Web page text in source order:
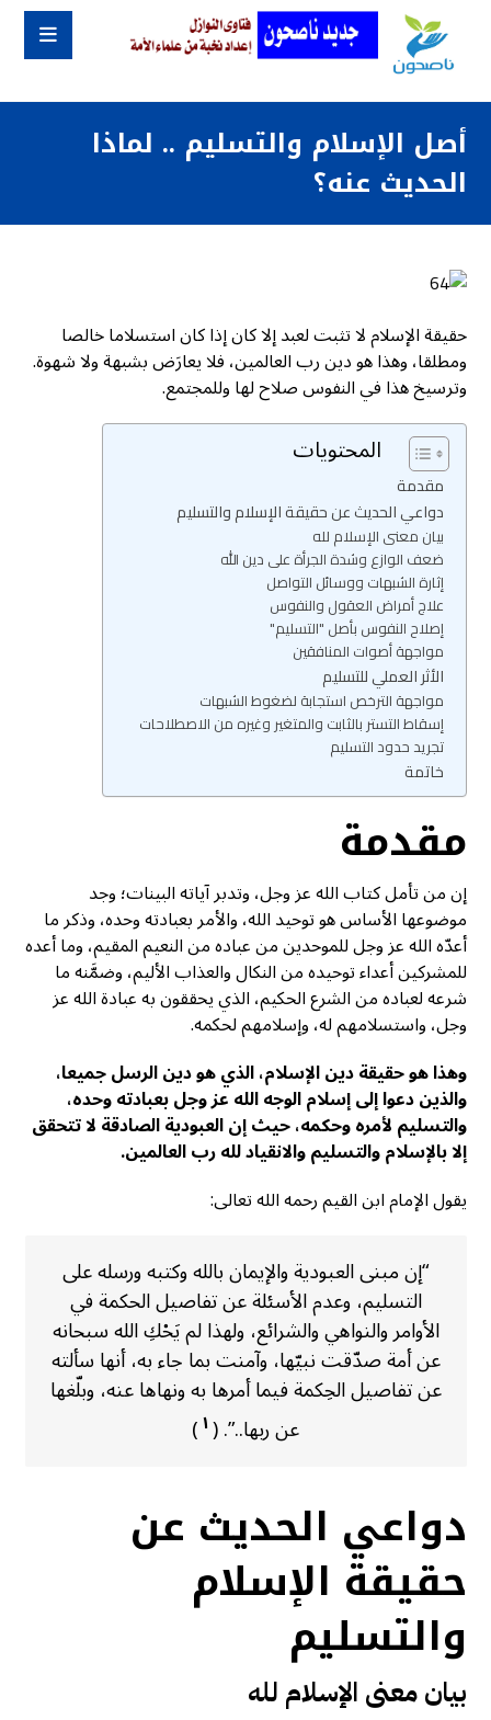
أصل الإسلام والتسليم .. لماذا
الحديث عنه؟
حقيقة الإسلام لا تثبت لعبد إلا كان إذا كان استسلاما خالصا
ومطلقا، وهذا هو دين رب العالمين، فلا يعارَض بشبهة ولا شهوة.
وترسيخ هذا في النفوس صلاح لها وللمجتمع.
المحتويات
مقدمة
دواعي الحديث عن حقيقة الإسلام والتسليم
بيان معنى الإسلام لله
ضعف الوازع وشدة الجرأة على دين الله
إثارة الشبهات ووسائل التواصل
علاج أمراض العقول والنفوس
إصلاح النفوس بأصل "التسليم"
مواجهة أصوات المنافقين
الأثر العملي للتسليم
مواجهة الترخص استجابة لضغوط الشبهات
إسقاط التستر بالثابت والمتغير وغيره من الاصطلاحات
تجريد حدود التسليم
خاتمة
مقدمة
إن من تأمل كتاب الله عز وجل، وتدبر آياته البينات؛ وجد
موضوعها الأساس هو توحيد الله، والأمر بعبادته وحده، وذكر ما
أعدّه الله عز وجل للموحدين من عباده من النعيم المقيم، وما أعده
للمشركين أعداء توحيده من النكال والعذاب الأليم، وضمَّنه ما
شرعه لعباده من الشرع الحكيم، الذي يحققون به عبادة الله عز
وجل، واستسلامهم له، وإسلامهم لحكمه.
وهذا هو حقيقة دين الإسلام، الذي هودين الرسل جميعا،
والذين دعوا إلى إسلام الوجه الله عز وجل بعبادته وحده،
والتسليم لأمره وحكمه، حيث إن العبودية الصادقة لا تتحقق
إلا بالإسلام والتسليم والانقياد لله رب العالمين.
يقول الإمام ابن القيم رحمه الله تعالى:
“إن مبنى العبودية والإيمان بالله وكتبه ورسله على
التسليم، وعدم الأسئلة عن تفاصيل الحكمة في
الأوامر والنواهي والشرائع، ولهذا لم يَحْكِ الله سبحانه
عن أمة صدّقت نبيّها، وآمنت بما جاء به، أنها سألته
عن تفاصيل الحِكمة فيما أمرها به ونهاها عنه، وبلّغها
عن ربها..”. (١)
دواعي الحديث عن
حقيقة الإسلام
والتسليم
بيان معنى الإسلام لله